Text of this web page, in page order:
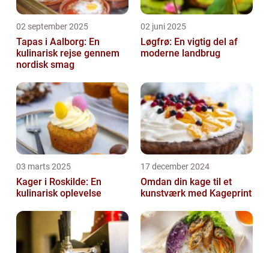
02 september 2025
Tapas i Aalborg: En
kulinarisk rejse gennem
nordisk smag
02 juni 2025
Løgfrø: En vigtig del af
moderne landbrug
03 marts 2025
Kager i Roskilde: En
kulinarisk oplevelse
17 december 2024
Omdan din kage til et
kunstværk med Kageprint